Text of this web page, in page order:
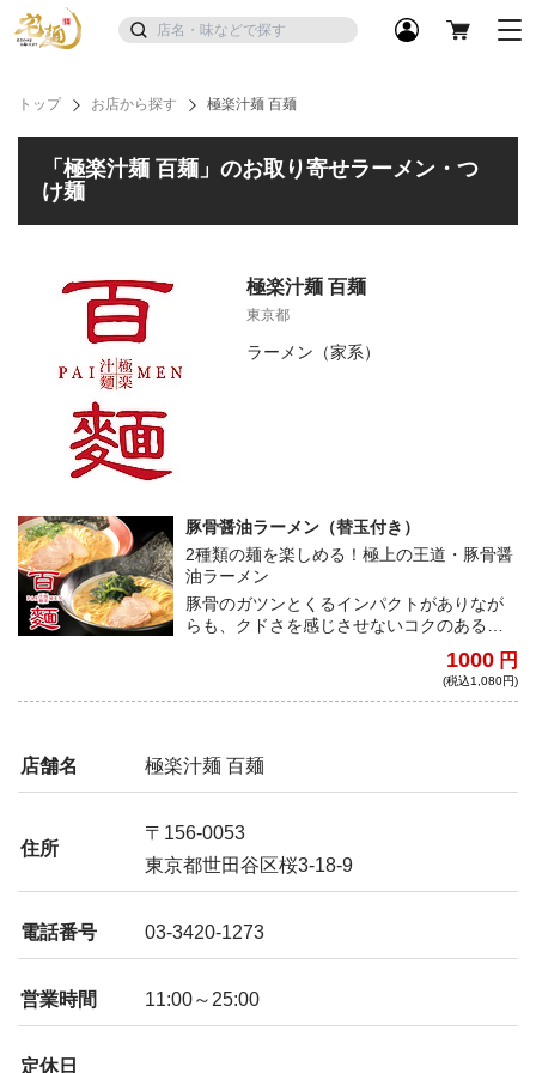
トップ お店から探す 極楽汁麺 百麺
「極楽汁麺 百麺」のお取り寄せラーメン・つ
け麺
極楽汁麺 百麺
東京都
ラーメン（家系）
豚骨醤油ラーメン（替玉付き）
2種類の麺を楽しめる！極上の王道・豚骨醤
油ラーメン
豚骨のガツンとくるインパクトがありなが
らも、クドさを感じさせないコクのある濃
ラを17時間以上煮込んで作る極上のスー
プ。また、太麺と細麺の2種類を同封してい
1000 円
(税込1,080円)
店舗名 極楽汁麺 百麺
住所
〒156-0053
東京都世田谷区桜3-18-9
電話番号 03-3420-1273
営業時間 11:00～25:00
定休日